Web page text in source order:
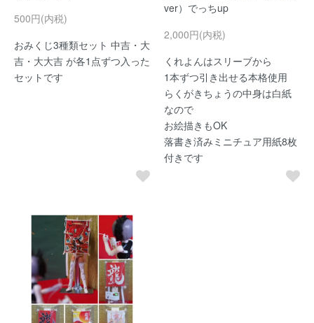
500円(内税)
おみくじ3種類セット 中吉・大
吉・大大吉 が各1点ずつ入った
セットです
ver）でっちup
2,000円(内税)
くれよんはスリーブから
1本ずつ引き出せる本格使用
らくがきちょうの中身は白紙
なので
お絵描きもOK
落書き済みミニチュア用紙8枚
付きです